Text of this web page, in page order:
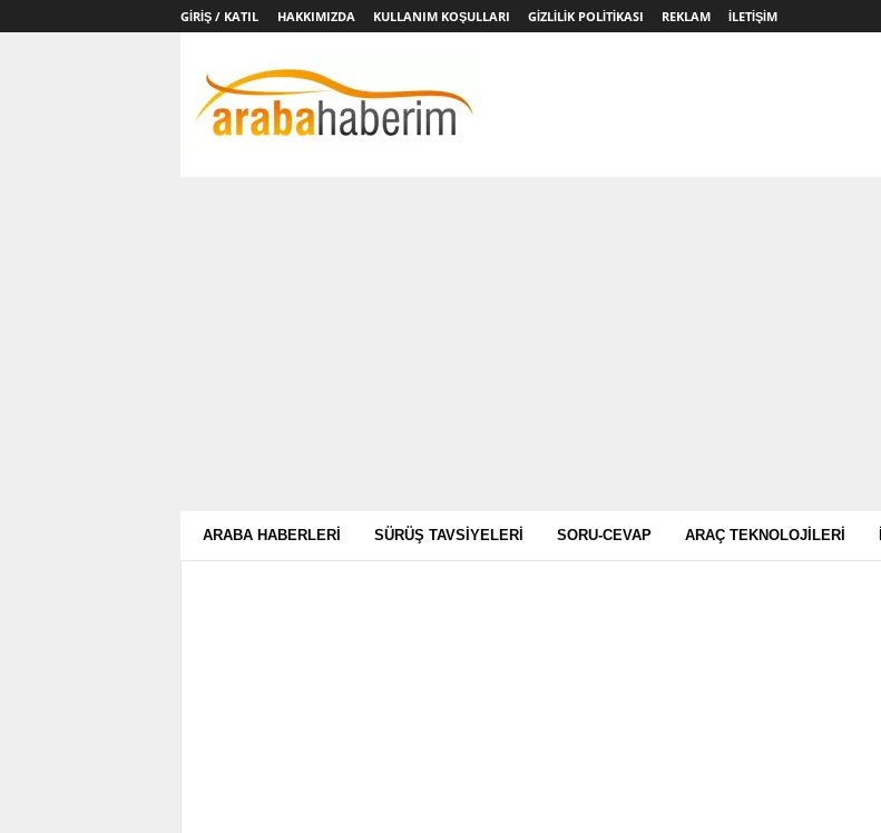
GIRIŞ / KATIL HAKKIMIZDA KULLANIM KOŞULLARI GIZLILIK POLITIKASI REKLAM İLETIŞIM
ARABA HABERLERI SÜRÜŞ TAVSIYELERI SORU-CEVAP ARAÇ TEKNOLOJILERI